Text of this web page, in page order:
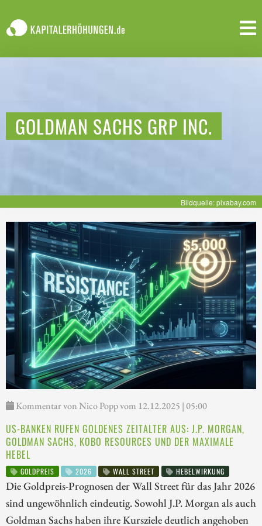
GOLDMAN SACHS GRP INC.
Bildquelle: pixabay.com
Kommentar von Nico Popp vom 12.12.2025 | 05:00
US-BANKEN RUFEN GOLDENES ZEITALTER AUS: J.P. MORGAN,
GOLDMAN SACHS, KOBO RESOURCES UND DER MAXIMALE
HEBEL
GOLDPREIS 2026 WALL STREET HEBELWIRKUNG
Die Goldpreis-Prognosen der Wall Street für das Jahr 2026
sind ungewöhnlich eindeutig. Sowohl J.P. Morgan als auch
Goldman Sachs haben ihre Kursziele deutlich angehoben